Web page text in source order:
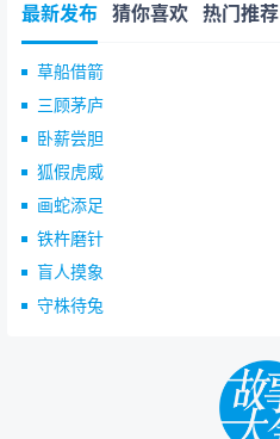
最新发布 猜你喜欢 热门推荐
草船借箭
三顾茅庐
卧薪尝胆
狐假虎威
画蛇添足
铁杵磨针
盲人摸象
守株待兔